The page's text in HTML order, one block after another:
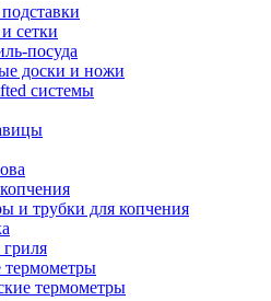
сетки
посуда
доски и ножи
системы
и трубки для копчения
термометры